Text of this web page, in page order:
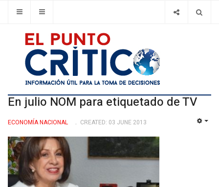
En julio NOM para etiquetado de TV
ECONOMÍ­A NACIONAL CREATED: 03 JUNE 2013